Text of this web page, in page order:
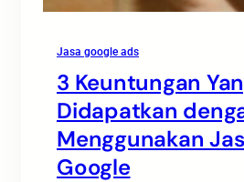
Jasa google ads
3 Keuntungan
Didapatkan
Menggunakan
Google